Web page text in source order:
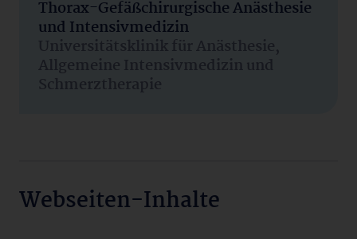
Thorax-Gefäßchirurgische Anästhesie
und Intensivmedizin
Universitätsklinik für Anästhesie,
Allgemeine Intensivmedizin und
Schmerztherapie
Webseiten-Inhalte